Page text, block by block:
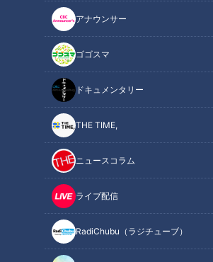
アナウンサー
ゴゴスマ
ドキュメンタリー
THE TIME,
ニュースコラム
ライブ配信
RadiChubu（ラジチューブ）
記事に戻る